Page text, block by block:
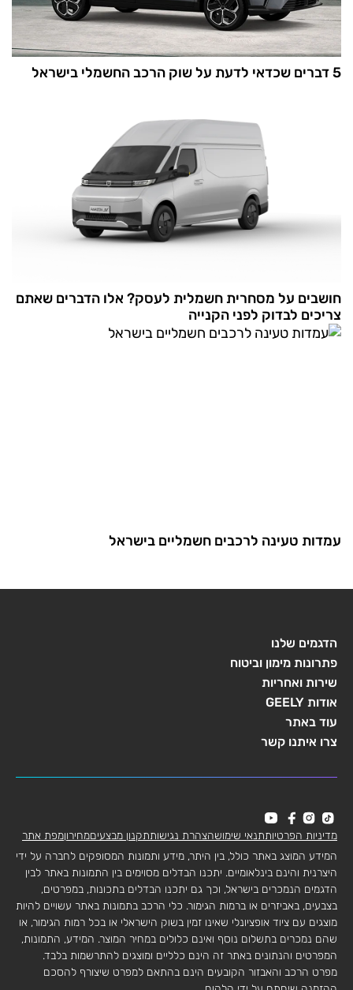
5 דברים שכדאי לדעת על שוק הרכב החשמלי בישראל
חושבים על מסחרית חשמלית לעסק? אלו הדברים שאתם
צריכים לבדוק לפני הקנייה
עמדות טעינה לרכבים חשמליים בישראל
הדגמים שלנו
פתרונות מימון וביטוח
שירות ואחריות
אודות GEELY
עוד באתר
צרו איתנו קשר
מדיניות הפרטיותתנאי שימושהצהרת נגישותתקנון מבצעיםמחירוןמפת אתר
המידע המוצג באתר כולל, בין היתר, מידע ותמונות המסופקים לחברה על ידי
היצרנית והינם בינלאומיים. יתכנו הבדלים מסוימים בין התמונות באתר לבין
הדגמים הנמכרים בישראל, וכך גם יתכנו הבדלים בתכונות, במפרטים,
בצבעים, באביזרים או ברמות הגימור. כלי הרכב בתמונות באתר עשויים להיות
מוצגים עם ציוד אופציונלי שאינו זמין בשוק הישראלי או בכל רמות הגימור, או
שהם נמכרים בתשלום נוסף ואינם כלולים במחיר המוצר. המידע, התמונות,
המפרטים והנתונים באתר זה הינם כלליים ומוצגים להתרשמות בלבד.
מפרט הרכב והאבזור הקובעים הינם בהתאם למפרט שיצורף להסכם